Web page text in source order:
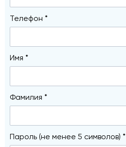
Телефон *
Имя *
Фамилия *
Пароль (не менее 5 символов) *